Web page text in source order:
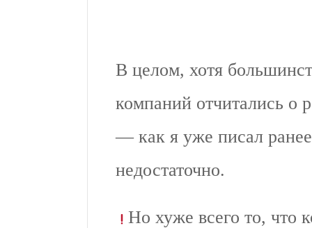
В целом, хотя
компаний отчитались о
— как я уже писал
недостаточно.
Но хуже всего то, что